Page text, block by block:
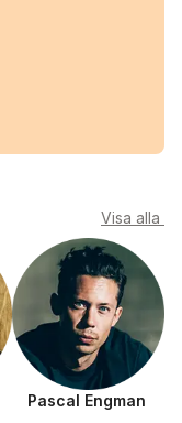
Visa alla
Pascal Engman